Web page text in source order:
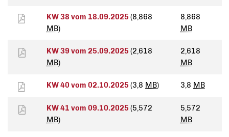
KW 38 vom 18.09.2025 (8,868
MB)
8,868
MB
KW 39 vom 25.09.2025 (2,618
MB)
2,618
MB
KW 40 vom 02.10.2025 (3,8 MB) 3,8 MB
KW 41 vom 09.10.2025 (5,572
MB)
5,572
MB